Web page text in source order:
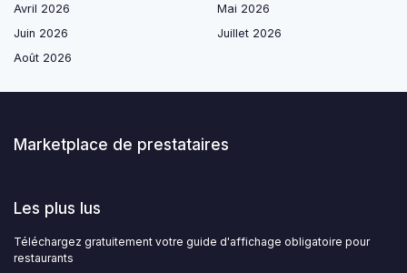
Avril 2026
Mai 2026
Juin 2026
Juillet 2026
Août 2026
Marketplace de prestataires
Les plus lus
Téléchargez gratuitement votre guide d'affichage obligatoire pour
restaurants